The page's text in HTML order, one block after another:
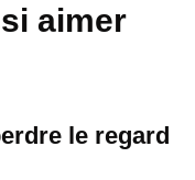
aimer
le regard